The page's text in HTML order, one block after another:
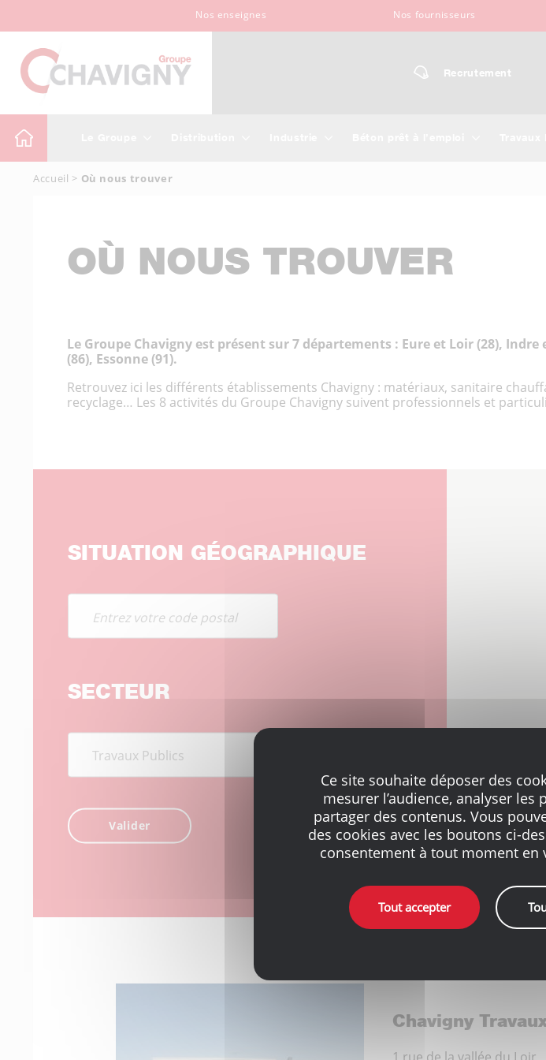
Nos enseignes Nos fournisseurs
Recrutement
Accueil > Où nous trouver
OÙ NOUS TROUVER
Le Groupe Chavigny est présent sur 7 départements : Eure et Loir (28),
(86), Essonne (91).
Retrouvez ici les différents établissements Chavigny : matériaux, sanitaire
recyclage… Les 8 activités du Groupe Chavigny suivent professionnels et
SITUATION GÉOGRAPHIQUE
SECTEUR
Chavigny
Ce site souhaite déposer des
mesurer l’audience, analyser
partager des contenus. Vous
des cookies avec les boutons ci-
consentement à tout moment en
Tout accepter